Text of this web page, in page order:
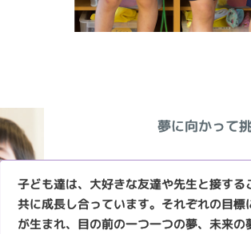
夢に向かって
子ども達は、大好きな友達や先生と接する
共に成長し合っています。それぞれの目
が生まれ、目の前の一つ一つの夢、未来